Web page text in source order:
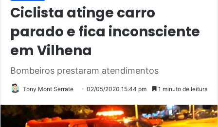
Ciclista atinge carro
parado e fica inconsciente
em Vilhena
Bombeiros prestaram atendimentos
Tony Mont Serrate 02/05/2020 15:44 pm 1 minuto de leitura